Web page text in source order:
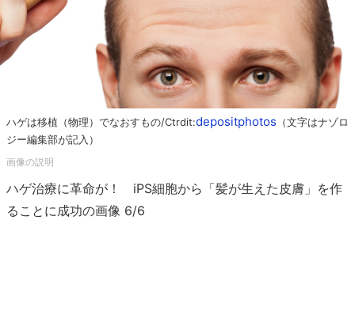
ハゲは移植（物理）でなおすもの/Ctrdit:depositphotos （文字はナゾロ
ジー編集部が記入）
ハゲ治療に革命が！ iPS細胞から「髪が生えた皮膚」を作
ることに成功の画像 6/6